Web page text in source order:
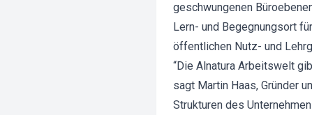
geschwungenen
Lern- und Begegnungsort
öffentlichen Nutz- und
“Die Alnatura Arbeitswelt
sagt Martin Haas, Gründer
Strukturen des